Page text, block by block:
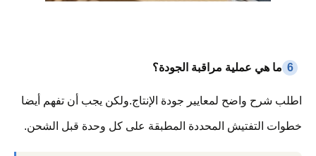
6 ما هي عملية مراقبة الجودة؟
اطلب شرح واضح لمعايير جودة الإنتاج.ولكن يجب أن تفهم أيضا
خطوات التفتيش المحددة المطبقة على كل وحدة قبل الشحن.